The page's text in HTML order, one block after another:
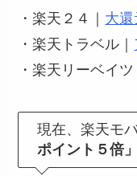
・楽天２４｜ 大還
・楽天トラベル｜
・楽天リーベイツ
現在、楽天モ
ポイント５倍」